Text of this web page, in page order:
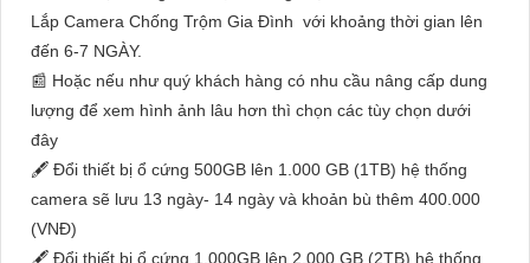
Lắp Camera Chống Trộm Gia Đình với khoảng thời gian lên
đến 6-7 NGÀY.
📰 Hoặc nếu như quý khách hàng có nhu cầu nâng cấp dung
lượng để xem hình ảnh lâu hơn thì chọn các tùy chọn dưới
đây
🖋 Đổi thiết bị ổ cứng 500GB lên 1.000 GB (1TB) hệ thống
camera sẽ lưu 13 ngày- 14 ngày và khoản bù thêm 400.000
(VNĐ)
🖋 Đổi thiết bị ổ cứng 1.000GB lên 2.000 GB (2TB) hệ thống